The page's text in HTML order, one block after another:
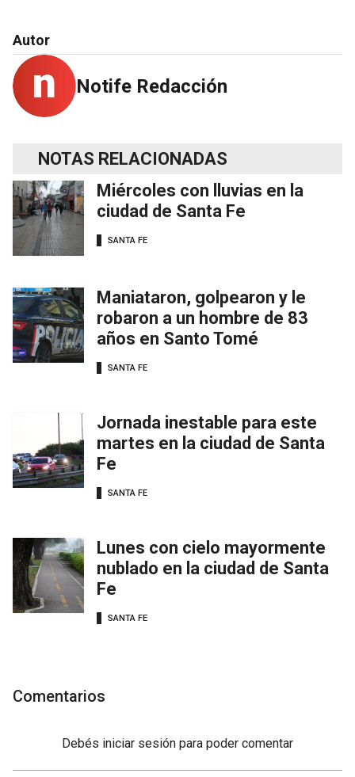
Autor
Notife Redacción
NOTAS RELACIONADAS
Miércoles con lluvias en la
ciudad de Santa Fe
SANTA FE
Maniataron, golpearon y le
robaron a un hombre de 83
años en Santo Tomé
SANTA FE
Jornada inestable para este
martes en la ciudad de Santa
Fe
SANTA FE
Lunes con cielo mayormente
nublado en la ciudad de Santa
Fe
SANTA FE
Comentarios
Debés iniciar sesión para poder comentar